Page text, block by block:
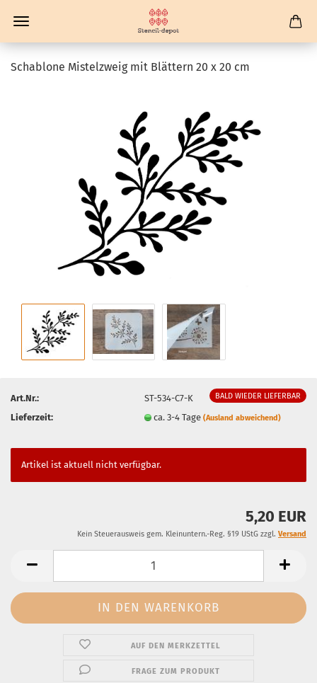
Schablone Mistelzweig mit Blättern 20 x 20 cm
BALD WIEDER LIEFERBAR
Art.Nr.:
ST-534-C7-K
Lieferzeit:
ca. 3-4 Tage(Ausland abweichend)
Artikel ist aktuell nicht verfügbar.
5,20 EUR
Kein Steuerausweis gem. Kleinuntern.-Reg. §19 UStG zzgl. Versand
AUF DEN MERKZETTEL
FRAGE ZUM PRODUKT